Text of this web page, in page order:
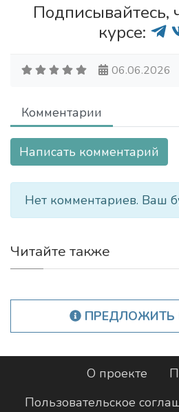
Подписывайтесь,
курсе:
06.06.2026
Комментарии
Написать комментарий
Нет комментариев. Ваш
Читайте также
ПРЕДЛОЖИТЬ
О проекте
Пользовательское